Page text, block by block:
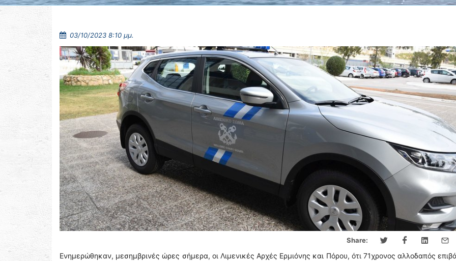
03/10/2023 8:10 μμ.
Share:
Ενημερώθηκαν, μεσημβρινές ώρες σήμερα, οι Λιμενικές Αρχές Ερμιόνης και Πόρου, ότι 71χρονος αλλοδαπός